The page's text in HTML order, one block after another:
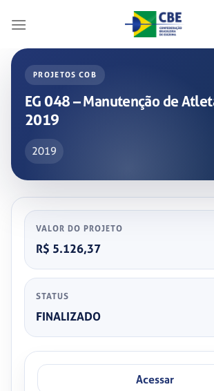
PROJETOS COB
EG 048 – Manutenção de
2019
2019
VALOR DO PROJETO
R$ 5.126,37
STATUS
FINALIZADO
Acessar